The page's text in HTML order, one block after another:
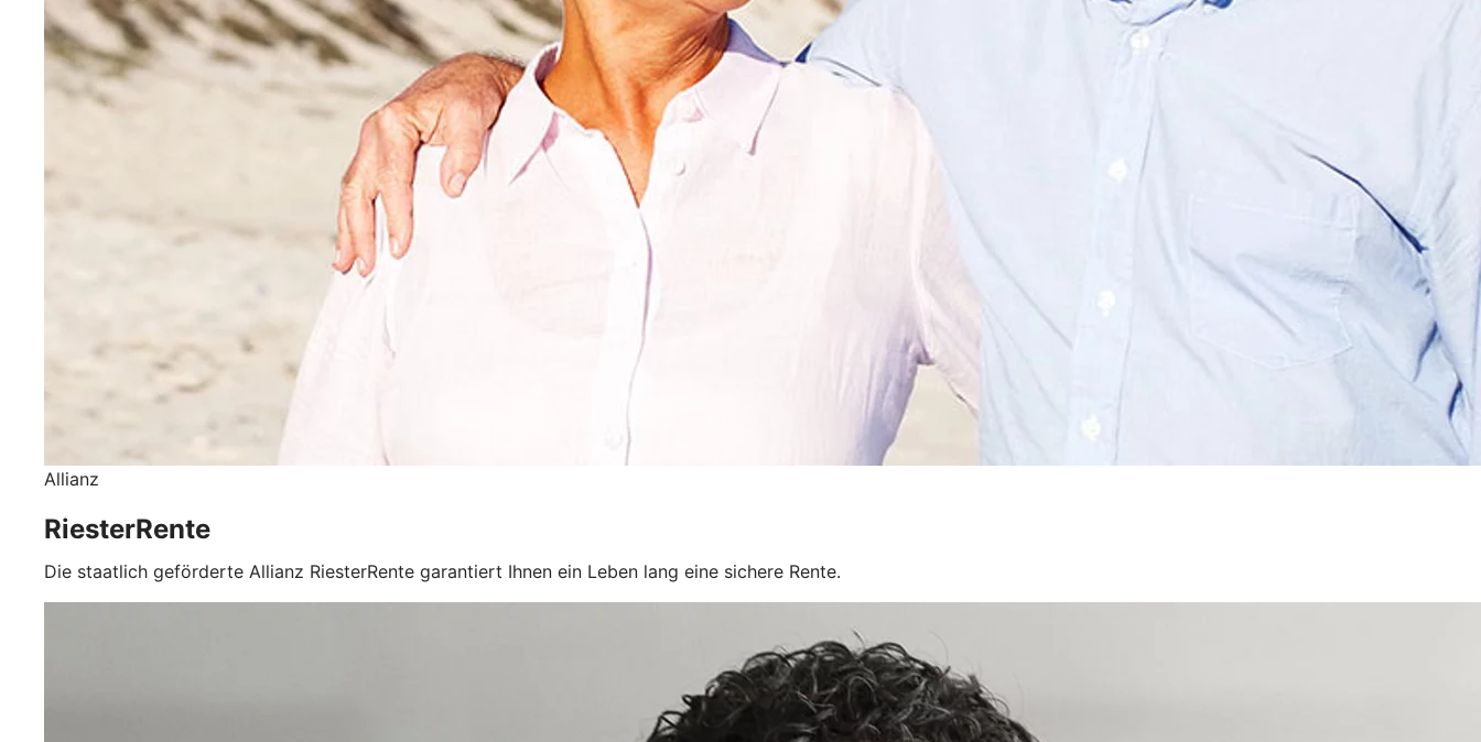
Allianz
RiesterRente
Die staatlich geförderte Allianz RiesterRente garantiert Ihnen ein Leben lang eine sichere Rente.